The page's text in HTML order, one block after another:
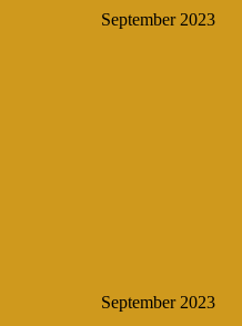
September 2023
September 2023